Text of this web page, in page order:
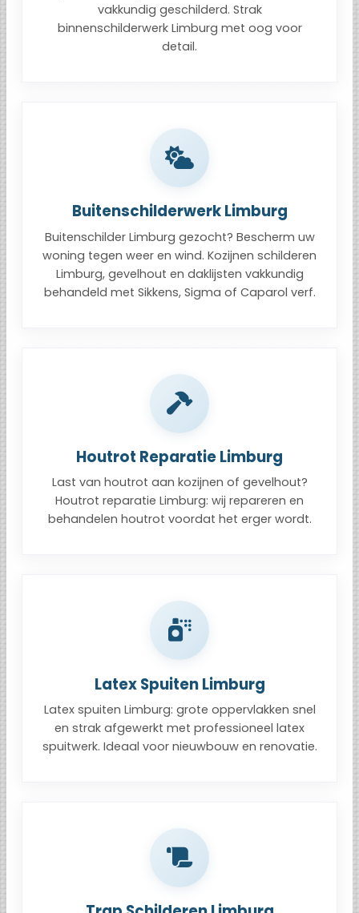
vakkundig geschilderd. Strak
binnenschilderwerk Limburg met oog voor
detail.
Buitenschilderwerk Limburg
Buitenschilder Limburg gezocht? Bescherm uw
woning tegen weer en wind. Kozijnen schilderen
Limburg, gevelhout en daklijsten vakkundig
behandeld met Sikkens, Sigma of Caparol verf.
Houtrot Reparatie Limburg
Last van houtrot aan kozijnen of gevelhout?
Houtrot reparatie Limburg: wij repareren en
behandelen houtrot voordat het erger wordt.
Latex Spuiten Limburg
Latex spuiten Limburg: grote oppervlakken snel
en strak afgewerkt met professioneel latex
spuitwerk. Ideaal voor nieuwbouw en renovatie.